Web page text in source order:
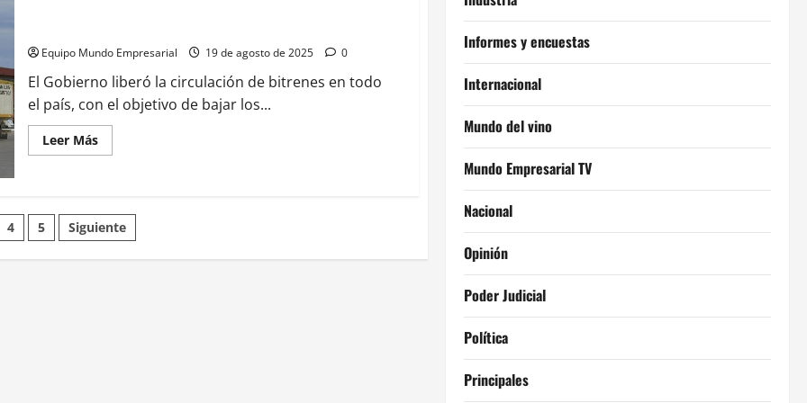
los
autos
que
circulan
en
las
calles
argentinas
tienen
de
antigüedad
Equipo Mundo Empresarial 19 de agosto de 2025 0
El Gobierno liberó la circulación de bitrenes en todo
el país, con el objetivo de bajar los...
Leer MásLeer
más
circulación
de
bitrenes
todo
4 5 Siguiente
Informes y encuestas
Internacional
Mundo del vino
Mundo Empresarial TV
Nacional
Opinión
Poder Judicial
Política
Principales